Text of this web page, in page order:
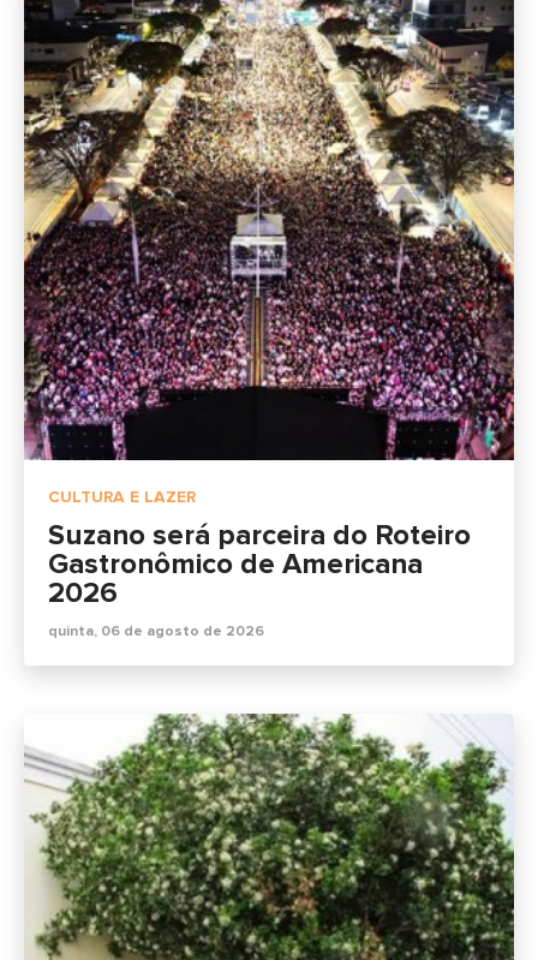
CULTURA E LAZER
Suzano será parceira do Roteiro
Gastronômico de Americana
2026
quinta, 06 de agosto de 2026